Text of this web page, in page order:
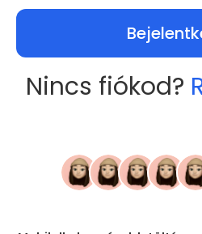
Nincs fiókod?